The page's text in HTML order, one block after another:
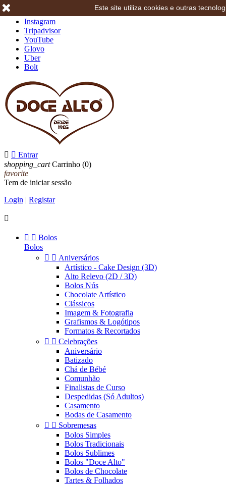
Instagram
Tripadvisor
YouTube
Glovo
Uber
Bolt
  Entrar
shopping_cart Carrinho (0)
favorite
Tem de iniciar sessão
Login | Registar

  Bolos
Bolos
  Aniversários
Artístico - Cake Design (3D)
Alto Relevo (2D / 3D)
Bolos Nús
Chocolate Artístico
Clássicos
Imagem & Fotografia
Grafismos & Logótipos
Formatos & Recortados
  Celebrações
Aniversário
Batizado
Chá de Bébé
Comunhão
Finalistas de Curso
Despedidas (Só Adultos)
Casamento
Bodas de Casamento
  Sobremesas
Bolos Simples
Bolos Tradicionais
Bolos Sublimes
Bolos "Doce Alto"
Bolos de Chocolate
Tartes & Folhados
Este site utiliza cookies e outras